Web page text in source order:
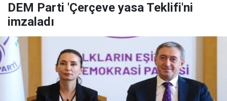
DEM Parti 'Çerçeve yasa Teklifi'ni
imzaladı